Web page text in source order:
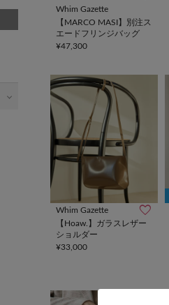
Whim Gazette
【MARCO MASI】別注ス
エードフリンジバッグ
¥47,300
Whim Gazette
【Hoaw.】ガラスレザー
ショルダー
¥33,000